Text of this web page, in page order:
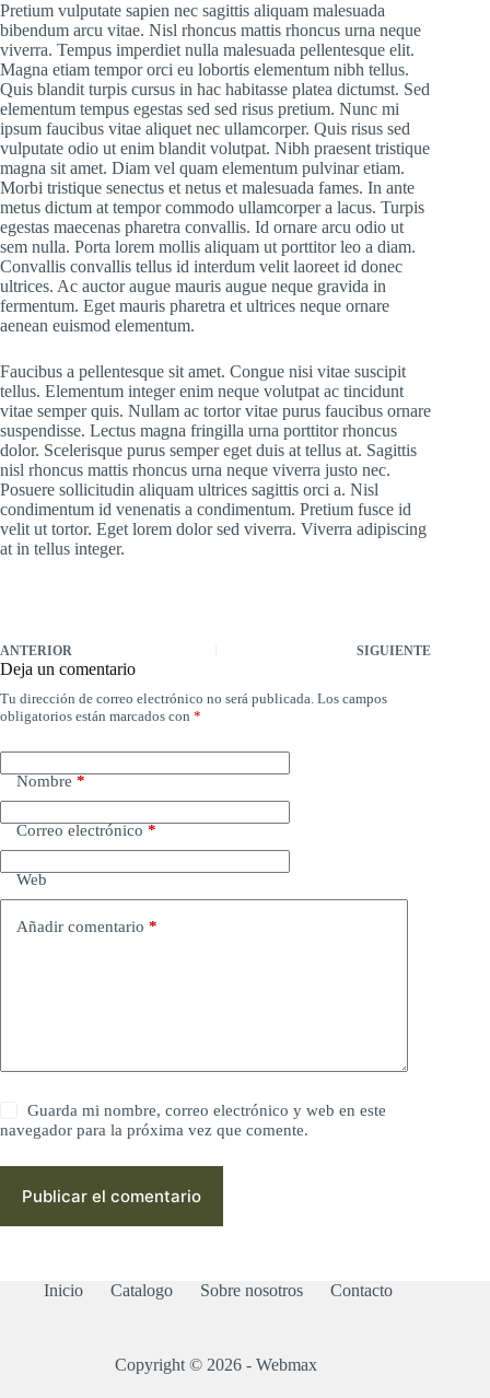
Pretium vulputate sapien nec sagittis aliquam malesuada
bibendum arcu vitae. Nisl rhoncus mattis rhoncus urna neque
viverra. Tempus imperdiet nulla malesuada pellentesque elit.
Magna etiam tempor orci eu lobortis elementum nibh tellus.
Quis blandit turpis cursus in hac habitasse platea dictumst. Sed
elementum tempus egestas sed sed risus pretium. Nunc mi
ipsum faucibus vitae aliquet nec ullamcorper. Quis risus sed
vulputate odio ut enim blandit volutpat. Nibh praesent tristique
magna sit amet. Diam vel quam elementum pulvinar etiam.
Morbi tristique senectus et netus et malesuada fames. In ante
metus dictum at tempor commodo ullamcorper a lacus. Turpis
egestas maecenas pharetra convallis. Id ornare arcu odio ut
sem nulla. Porta lorem mollis aliquam ut porttitor leo a diam.
Convallis convallis tellus id interdum velit laoreet id donec
ultrices. Ac auctor augue mauris augue neque gravida in
fermentum. Eget mauris pharetra et ultrices neque ornare
aenean euismod elementum.
Faucibus a pellentesque sit amet. Congue nisi vitae suscipit
tellus. Elementum integer enim neque volutpat ac tincidunt
vitae semper quis. Nullam ac tortor vitae purus faucibus ornare
suspendisse. Lectus magna fringilla urna porttitor rhoncus
dolor. Scelerisque purus semper eget duis at tellus at. Sagittis
nisl rhoncus mattis rhoncus urna neque viverra justo nec.
Posuere sollicitudin aliquam ultrices sagittis orci a. Nisl
condimentum id venenatis a condimentum. Pretium fusce id
velit ut tortor. Eget lorem dolor sed viverra. Viverra adipiscing
at in tellus integer.
ANTERIOR SIGUIENTE
Deja un comentario
Tu dirección de correo electrónico no será publicada. Los campos
obligatorios están marcados con *
Nombre *
Correo electrónico *
Web
Añadir comentario *
Guarda mi nombre, correo electrónico y web en este
navegador para la próxima vez que comente.
Publicar el comentario
Inicio Catalogo Sobre nosotros Contacto
Copyright © 2026 - Webmax